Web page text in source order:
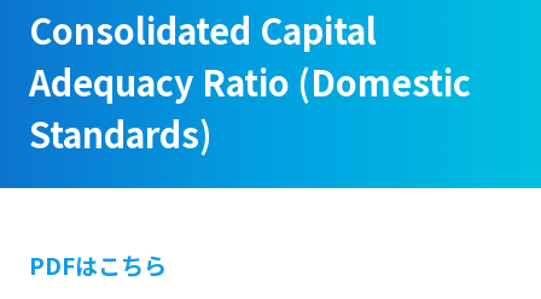
決算短信
有価証券報告書・四半期報告書
IR関連ニュースリリース
投資家向け説明会資料
株価情報
格付け情報
株主総会のご案内
中間配当のご案内
Consolidated Capital Adequacy Ratio
(Domestic Standards)
Consolidated Capital Adequacy Ratio
(Domestic Standards)
個人向けインターネットバンキング
Consolidated Capital
Adequacy Ratio (Domestic
Standards)
PDFはこちら